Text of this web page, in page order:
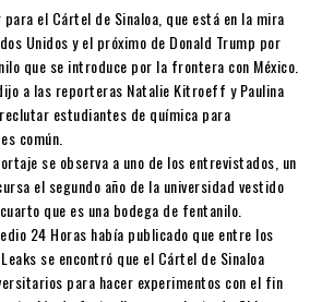
el Cártel de Sinaloa, que está en la mira
Unidos y el próximo de Donald Trump por
que se introduce por la frontera con México.
a las reporteras Natalie Kitroeff y Paulina
estudiantes de química para
común.
se observa a uno de los entrevistados, un
el segundo año de la universidad vestido
que es una bodega de fentanilo.
24 Horas había publicado que entre los
se encontró que el Cártel de Sinaloa
para hacer experimentos con el fin